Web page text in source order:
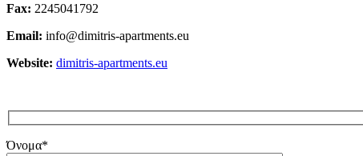
Fax: 2245041792
Email: info@dimitris-apartments.eu
Website: dimitris-apartments.eu
Όνομα*